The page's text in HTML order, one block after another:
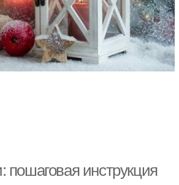
пошаговая инструкция